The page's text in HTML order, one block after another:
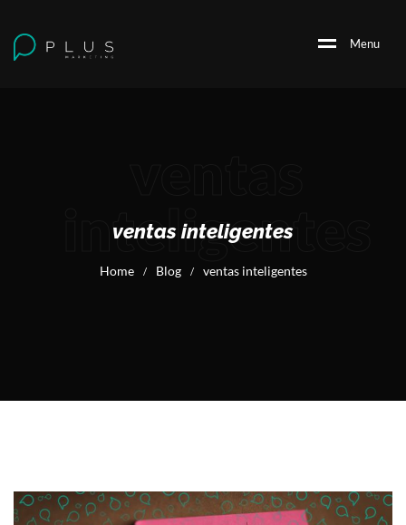
Menu
inteligentes
ventas inteligentes
Home / Blog / ventas inteligentes